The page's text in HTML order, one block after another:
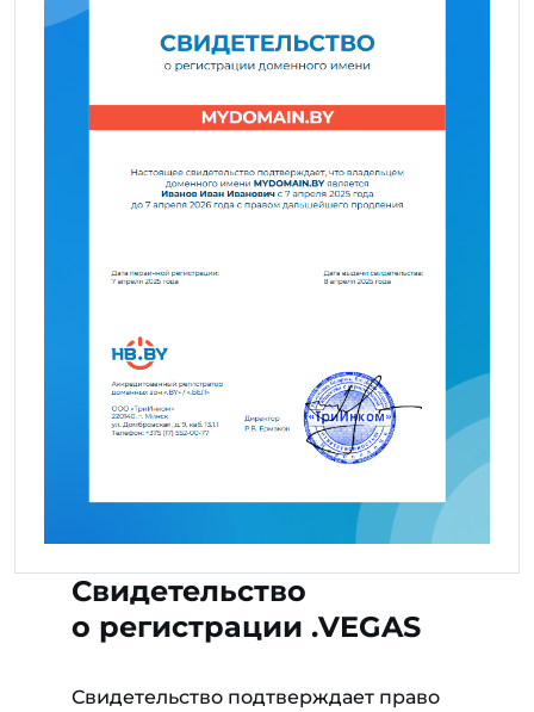
Свидетельство
о регистрации .VEGAS
Свидетельство подтверждает право